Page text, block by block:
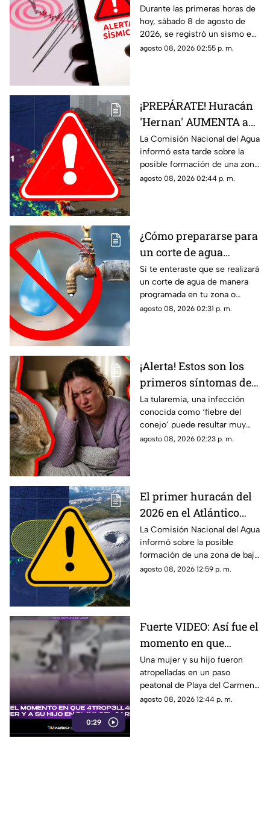
HOY, sábado 8 de
agosto de 2026: ¿Dónde
fue el epicentro del
temblor de este día?
Durante las primeras horas de
hoy, sábado 8 de agosto de
2026, se registró un sismo en
México. Te decimos en donde
agosto 08, 2026 02:55 p. m.
¡PREPÁRATE! Huracán
'Hernan' AUMENTA a
70% su probabilidad de
desarrollo y esta es la
ubicación exacta del
potencial ciclón
La Comisión Nacional del Agua
informó esta tarde sobre la
posible formación de una zona
de baja presión con potencial
agosto 08, 2026 02:44 p. m.
¿Cómo prepararse para
un corte de agua
programado? Esto
puedes hacer ante la
suspensión del servicio
Si te enteraste que se realizará
un corte de agua de manera
programada en tu zona o
simplemente de quedaste sin
agosto 08, 2026 02:31 p. m.
¡Alerta! Estos son los
primeros síntomas de
la ‘fiebre del conejo’ y lo
que debes saber sobre
el contagio de
tularemia
La tularemia, una infección
conocida como ‘fiebre del
conejo’ puede resultar muy
grave y aquí te compartimos
agosto 08, 2026 02:23 p. m.
El primer huracán del
2026 en el Atlántico
podría formarse en 7
días: ¿Cuál es la
probabilidad de
desarrollo ciclónico?
La Comisión Nacional del Agua
informó sobre la posible
formación de una zona de baja
presión en el Atlántico, misma
agosto 08, 2026 12:59 p. m.
0:29
Fuerte VIDEO: Así fue el
momento en que
4tr0p3ll4n a una mujer
y a su hijo en un paso
peatonal de Playa del
Carmen
Una mujer y su hijo fueron
atropelladas en un paso
peatonal de Playa del Carmen.
Cámara de seguridad captó el
agosto 08, 2026 12:44 p. m.